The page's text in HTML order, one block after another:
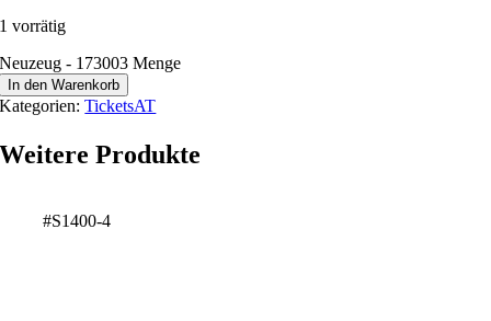
1 vorrätig
Neuzeug - 173003 Menge
In den Warenkorb
Kategorien:TicketsAT
Weitere Produkte
#S1400-4